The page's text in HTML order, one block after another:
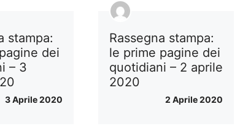
stampa:
dei
– 3
3 Aprile 2020
Rassegna stampa:
le prime pagine dei
quotidiani – 2 aprile
2020
2 Aprile 2020